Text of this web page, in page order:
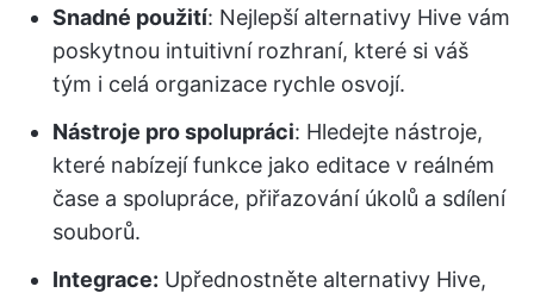
Snadné použití: Nejlepší alternativy Hive vám
poskytnou intuitivní rozhraní, které si váš
tým i celá organizace rychle osvojí.
Nástroje pro spolupráci: Hledejte nástroje,
které nabízejí funkce jako editace v reálném
čase a spolupráce, přiřazování úkolů a sdílení
souborů.
Integrace: Upřednostněte alternativy Hive,